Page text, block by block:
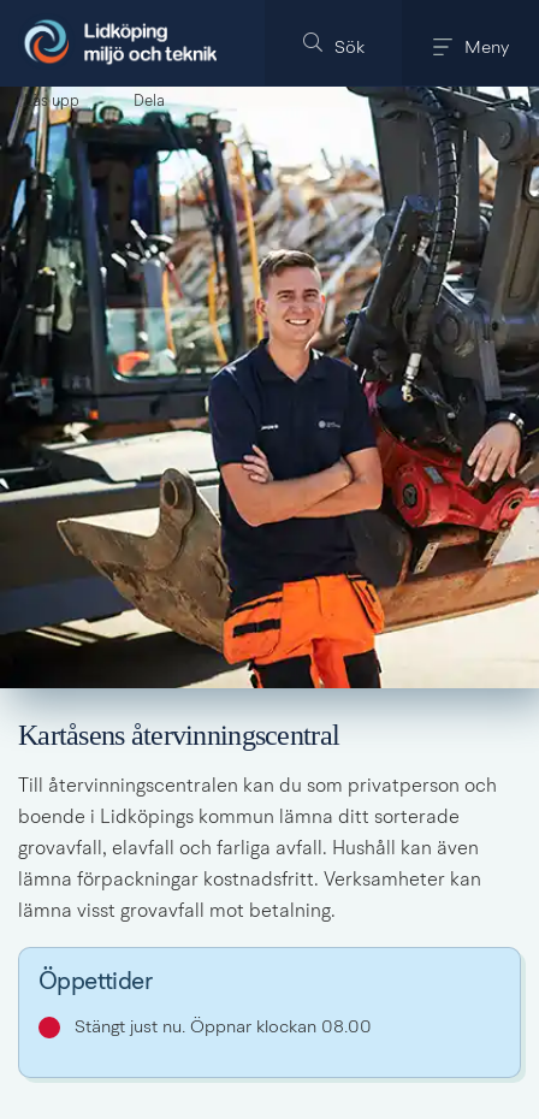
Sök Meny
Kartåsens återvinningscentral
Till återvinningscentralen kan du som privatperson och
boende i Lidköpings kommun lämna ditt sorterade
grovavfall, elavfall och farliga avfall. Hushåll kan även
lämna förpackningar kostnadsfritt. Verksamheter kan
lämna visst grovavfall mot betalning.
Öppettider
Stängt just nu. Öppnar klockan 08.00
Läs upp Dela